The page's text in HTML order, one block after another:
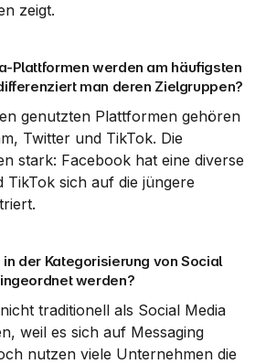
zeigt.
Plattformen werden am häufigsten
man deren Zielgruppen?
genutzten Plattformen gehören
Twitter und TikTok. Die
stark: Facebook hat eine diverse
TikTok sich auf die jüngere
der Kategorisierung von Social
werden?
traditionell als Social Media
weil es sich auf Messaging
nutzen viele Unternehmen die